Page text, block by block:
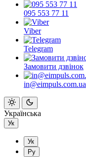
095 553 77 11
Viber
Telegram
Замовити дзвінок
in@eimpuls.com.ua
Українська
Ук
Ук
Ру